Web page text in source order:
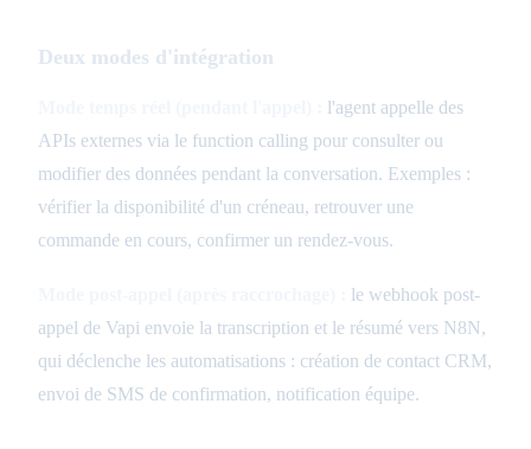
Deux modes d'intégration
l'agent appelle des
APIs externes via le function calling pour consulter ou
modifier des données pendant la conversation. Exemples :
vérifier la disponibilité d'un créneau, retrouver une
commande en cours, confirmer un rendez-vous.
le webhook post-
appel de Vapi envoie la transcription et le résumé vers N8N,
qui déclenche les automatisations : création de contact CRM,
envoi de SMS de confirmation, notification équipe.